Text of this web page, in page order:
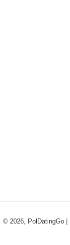
© 2026, PolDatingGo |